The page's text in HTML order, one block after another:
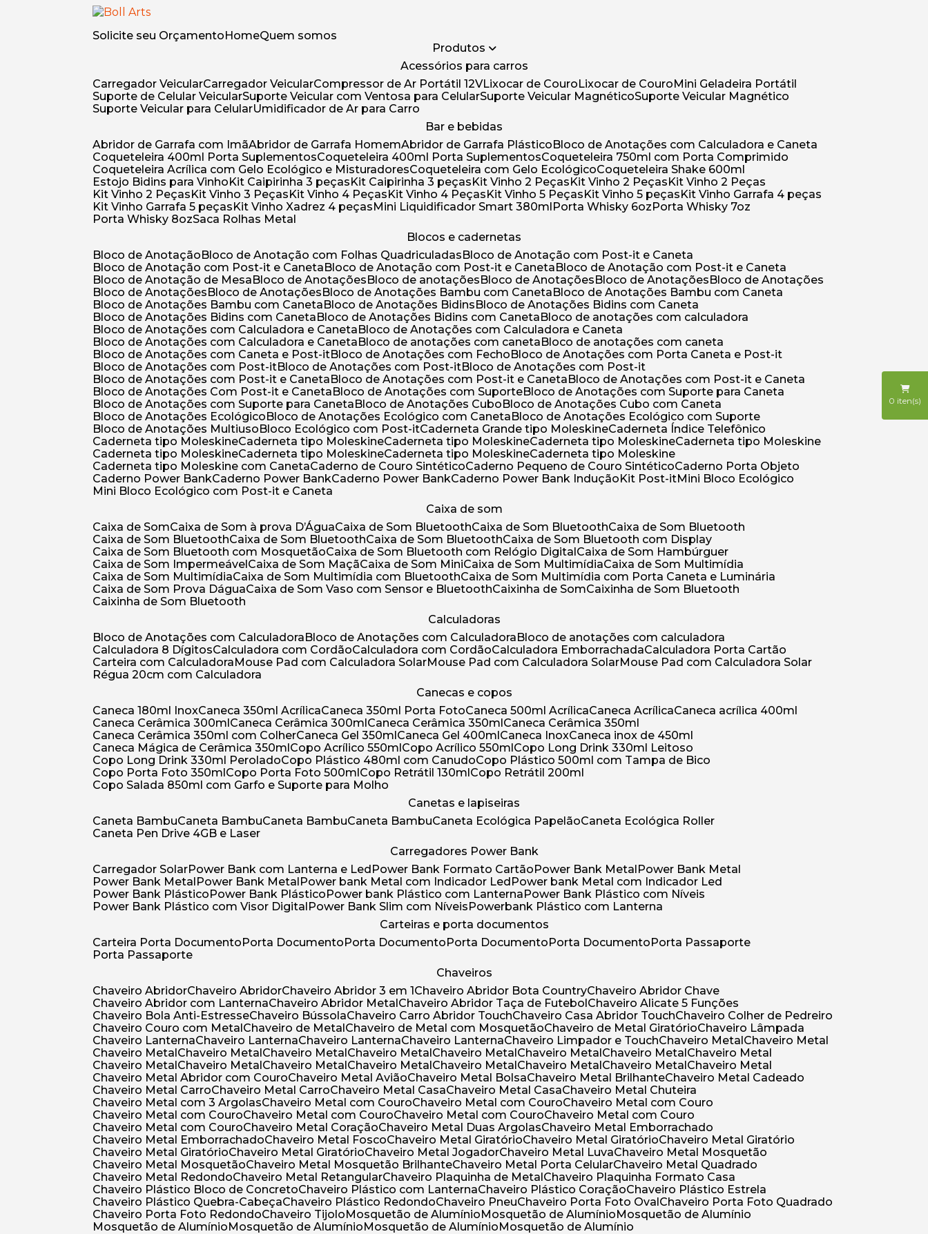
Solicite seu Orçamento Home
Quem somos
Produtos
Acessórios para carros
Carregador Veicular
Carregador Veicular Compressor de Ar Portátil 12V Lixocar de Couro Lixocar de Couro
Mini Geladeira Portátil
Suporte de Celular Veicular Suporte Veicular com Ventosa para Celular Suporte Veicular Magnético Suporte Veicular Magnético
Suporte Veicular para Celular
Umidificador de Ar para Carro
Bar e bebidas
Abridor de Garrafa com Imã
Abridor de Garrafa Homem Abridor de Garrafa Plástico
Bloco de Anotações com Calculadora e Caneta
Coqueteleira 400ml Porta Suplementos
Coqueteleira 400ml Porta Suplementos
Coqueteleira 750ml com Porta Comprimido
Coqueteleira Acrílica com Gelo Ecológico e Misturadores
Coqueteleira com Gelo Ecológico
Coqueteleira Shake 600ml
Estojo Bidins para Vinho
Kit Caipirinha 3 peças Kit Caipirinha 3 peças Kit Vinho 2 Peças Kit Vinho 2 Peças
Kit Vinho 2 Peças
Kit Vinho 2 Peças
Kit Vinho 3 Peças Kit Vinho 4 Peças Kit Vinho 4 Peças Kit Vinho 5 Peças Kit Vinho 5 peças
Kit Vinho Garrafa 4 peças
Kit Vinho Garrafa 5 peças
Kit Vinho Xadrez 4 peças Mini Liquidificador Smart 380ml Porta Whisky 6oz
Porta Whisky 7oz
Porta Whisky 8oz Saca Rolhas Metal
Blocos e cadernetas
Bloco de Anotação
Bloco de Anotação com Folhas Quadriculadas
Bloco de Anotação com Post-it e Caneta
Bloco de Anotação com Post-it e Caneta
Bloco de Anotação com Post-it e Caneta
Bloco de Anotação com Post-it e Caneta
Bloco de Anotação de Mesa
Bloco de Anotações Bloco de anotações Bloco de Anotações Bloco de Anotações
Bloco de Anotações
Bloco de Anotações
Bloco de Anotações Bloco de Anotações Bambu com Caneta
Bloco de Anotações Bambu com Caneta
Bloco de Anotações Bambu com Caneta
Bloco de Anotações Bidins
Bloco de Anotações Bidins com Caneta
Bloco de Anotações Bidins com Caneta
Bloco de Anotações Bidins com Caneta
Bloco de anotações com calculadora
Bloco de Anotações com Calculadora e Caneta
Bloco de Anotações com Calculadora e Caneta
Bloco de Anotações com Calculadora e Caneta
Bloco de anotações com caneta
Bloco de anotações com caneta
Bloco de Anotações com Caneta e Post-it
Bloco de Anotações com Fecho
Bloco de Anotações com Porta Caneta e Post-it
Bloco de Anotações com Post-it
Bloco de Anotações com Post-it
Bloco de Anotações com Post-it
Bloco de Anotações com Post-it e Caneta
Bloco de Anotações com Post-it e Caneta
Bloco de Anotações com Post-it e Caneta
Bloco de Anotações Com Post-it e Caneta
Bloco de Anotações com Suporte
Bloco de Anotações com Suporte para Caneta
Bloco de Anotações com Suporte para Caneta
Bloco de Anotações Cubo
Bloco de Anotações Cubo com Caneta
Bloco de Anotações Ecológico
Bloco de Anotações Ecológico com Caneta
Bloco de Anotações Ecológico com Suporte
Bloco de Anotações Multiuso
Bloco Ecológico com Post-it Caderneta Grande tipo Moleskine
Caderneta Índice Telefônico
Caderneta tipo Moleskine
Caderneta tipo Moleskine Caderneta tipo Moleskine Caderneta tipo Moleskine
Caderneta tipo Moleskine
Caderneta tipo Moleskine
Caderneta tipo Moleskine Caderneta tipo Moleskine
Caderneta tipo Moleskine
Caderneta tipo Moleskine com Caneta
Caderno de Couro Sintético Caderno Pequeno de Couro Sintético
Caderno Porta Objeto
Caderno Power Bank
Caderno Power Bank Caderno Power Bank Caderno Power Bank Indução Kit Post-it
Mini Bloco Ecológico
Mini Bloco Ecológico com Post-it e Caneta
Caixa de som
Caixa de Som
Caixa de Som à prova D’Água Caixa de Som Bluetooth Caixa de Som Bluetooth
Caixa de Som Bluetooth
Caixa de Som Bluetooth
Caixa de Som Bluetooth Caixa de Som Bluetooth
Caixa de Som Bluetooth com Display
Caixa de Som Bluetooth com Mosquetão
Caixa de Som Bluetooth com Relógio Digital
Caixa de Som Hambúrguer
Caixa de Som Impermeável
Caixa de Som Maçã Caixa de Som Mini Caixa de Som Multimídia
Caixa de Som Multimídia
Caixa de Som Multimídia
Caixa de Som Multimídia com Bluetooth
Caixa de Som Multimídia com Porta Caneta e Luminária
Caixa de Som Prova Dágua
Caixa de Som Vaso com Sensor e Bluetooth Caixinha de Som
Caixinha de Som Bluetooth
Caixinha de Som Bluetooth
Calculadoras
Bloco de Anotações com Calculadora
Bloco de Anotações com Calculadora
Bloco de anotações com calculadora
Calculadora 8 Dígitos
Calculadora com Cordão Calculadora com Cordão Calculadora Emborrachada
Calculadora Porta Cartão
Carteira com Calculadora
Mouse Pad com Calculadora Solar Mouse Pad com Calculadora Solar
Mouse Pad com Calculadora Solar
Régua 20cm com Calculadora
Canecas e copos
Caneca 180ml Inox
Caneca 350ml Acrílica Caneca 350ml Porta Foto Caneca 500ml Acrílica Caneca Acrílica
Caneca acrílica 400ml
Caneca Cerâmica 300ml
Caneca Cerâmica 300ml Caneca Cerâmica 350ml
Caneca Cerâmica 350ml
Caneca Cerâmica 350ml com Colher
Caneca Gel 350ml Caneca Gel 400ml Caneca Inox
Caneca inox de 450ml
Caneca Mágica de Cerâmica 350ml
Copo Acrílico 550ml Copo Acrílico 550ml
Copo Long Drink 330ml Leitoso
Copo Long Drink 330ml Perolado
Copo Plástico 480ml com Canudo
Copo Plástico 500ml com Tampa de Bico
Copo Porta Foto 350ml
Copo Porta Foto 500ml Copo Retrátil 130ml
Copo Retrátil 200ml
Copo Salada 850ml com Garfo e Suporte para Molho
Canetas e lapiseiras
Caneta Bambu
Caneta Bambu Caneta Bambu Caneta Bambu Caneta Ecológica Papelão
Caneta Ecológica Roller
Caneta Pen Drive 4GB e Laser
Carregadores Power Bank
Carregador Solar
Power Bank com Lanterna e Led Power Bank Formato Cartão Power Bank Metal
Power Bank Metal
Power Bank Metal
Power Bank Metal Power bank Metal com Indicador Led
Power bank Metal com Indicador Led
Power Bank Plástico
Power Bank Plástico Power bank Plástico com Lanterna
Power Bank Plástico com Níveis
Power Bank Plástico com Visor Digital
Power Bank Slim com Níveis
Powerbank Plástico com Lanterna
Carteiras e porta documentos
Carteira Porta Documento
Porta Documento Porta Documento Porta Documento Porta Documento
Porta Passaporte
Porta Passaporte
Chaveiros
Chaveiro Abridor
Chaveiro Abridor Chaveiro Abridor 3 em 1 Chaveiro Abridor Bota Country
Chaveiro Abridor Chave
Chaveiro Abridor com Lanterna
Chaveiro Abridor Metal Chaveiro Abridor Taça de Futebol
Chaveiro Alicate 5 Funções
Chaveiro Bola Anti-Estresse
Chaveiro Bússola Chaveiro Carro Abridor Touch Chaveiro Casa Abridor Touch
Chaveiro Colher de Pedreiro
Chaveiro Couro com Metal
Chaveiro de Metal Chaveiro de Metal com Mosquetão Chaveiro de Metal Giratório
Chaveiro Lâmpada
Chaveiro Lanterna
Chaveiro Lanterna Chaveiro Lanterna Chaveiro Lanterna Chaveiro Limpador e Touch Chaveiro Metal
Chaveiro Metal
Chaveiro Metal
Chaveiro Metal Chaveiro Metal Chaveiro Metal Chaveiro Metal Chaveiro Metal Chaveiro Metal
Chaveiro Metal
Chaveiro Metal
Chaveiro Metal Chaveiro Metal Chaveiro Metal Chaveiro Metal Chaveiro Metal Chaveiro Metal
Chaveiro Metal
Chaveiro Metal Abridor com Couro
Chaveiro Metal Avião Chaveiro Metal Bolsa Chaveiro Metal Brilhante
Chaveiro Metal Cadeado
Chaveiro Metal Carro
Chaveiro Metal Carro Chaveiro Metal Casa Chaveiro Metal Casa
Chaveiro Metal Chuteira
Chaveiro Metal com 3 Argolas
Chaveiro Metal com Couro Chaveiro Metal com Couro
Chaveiro Metal com Couro
Chaveiro Metal com Couro
Chaveiro Metal com Couro Chaveiro Metal com Couro
Chaveiro Metal com Couro
Chaveiro Metal com Couro
Chaveiro Metal Coração Chaveiro Metal Duas Argolas
Chaveiro Metal Emborrachado
Chaveiro Metal Emborrachado
Chaveiro Metal Fosco Chaveiro Metal Giratório Chaveiro Metal Giratório
Chaveiro Metal Giratório
Chaveiro Metal Giratório
Chaveiro Metal Giratório Chaveiro Metal Jogador Chaveiro Metal Luva
Chaveiro Metal Mosquetão
Chaveiro Metal Mosquetão
Chaveiro Metal Mosquetão Brilhante Chaveiro Metal Porta Celular
Chaveiro Metal Quadrado
Chaveiro Metal Redondo
Chaveiro Metal Retangular Chaveiro Plaquinha de Metal
Chaveiro Plaquinha Formato Casa
Chaveiro Plástico Bloco de Concreto
Chaveiro Plástico com Lanterna Chaveiro Plástico Coração
Chaveiro Plástico Estrela
Chaveiro Plástico Quebra-Cabeça
Chaveiro Plástico Redondo Chaveiro Pneu Chaveiro Porta Foto Oval
Chaveiro Porta Foto Quadrado
Chaveiro Porta Foto Redondo
Chaveiro Tijolo Mosquetão de Alumínio Mosquetão de Alumínio
Mosquetão de Alumínio
Mosquetão de Alumínio
Mosquetão de Alumínio Mosquetão de Alumínio
Mosquetão de Alumínio
0 iten(s)